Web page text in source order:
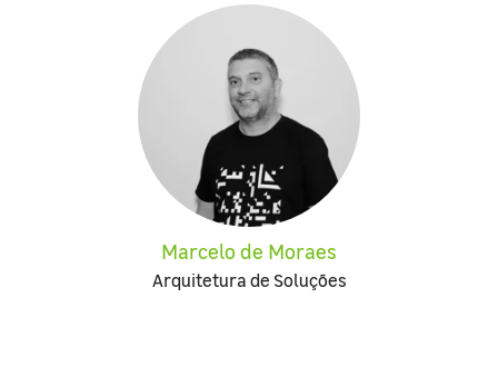
Marcelo de Moraes
Arquitetura de Soluções